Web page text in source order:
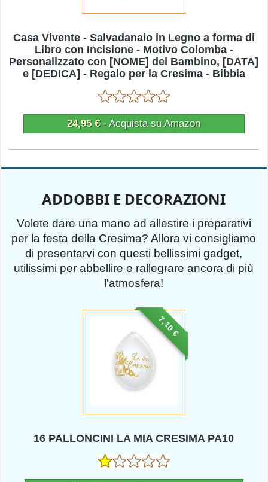
Casa Vivente - Salvadanaio in Legno a forma di
Libro con Incisione - Motivo Colomba -
Personalizzato con [NOME] del Bambino, [DATA]
e [DEDICA] - Regalo per la Cresima - Bibbia
24,95 €- Acquista su Amazon
ADDOBBI E DECORAZIONI
Volete dare una mano ad allestire i preparativi
per la festa della Cresima? Allora vi consigliamo
di presentarvi con questi bellissimi gadget,
utilissimi per abbellire e rallegrare ancora di più
l'atmosfera!
7,10 €
16 PALLONCINI LA MIA CRESIMA PA10